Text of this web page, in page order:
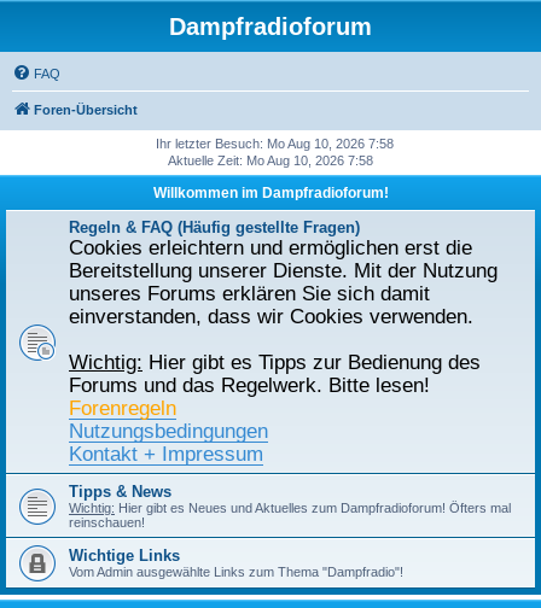
Dampfradioforum
FAQ
Foren-Übersicht
Ihr letzter Besuch: Mo Aug 10, 2026 7:58
Aktuelle Zeit: Mo Aug 10, 2026 7:58
Willkommen im Dampfradioforum!
Regeln & FAQ (Häufig gestellte Fragen)
Cookies erleichtern und ermöglichen erst die
Bereitstellung unserer Dienste. Mit der Nutzung
unseres Forums erklären Sie sich damit
einverstanden, dass wir Cookies verwenden.
Wichtig: Hier gibt es Tipps zur Bedienung des
Forums und das Regelwerk. Bitte lesen!
Forenregeln
Nutzungsbedingungen
Kontakt + Impressum
Tipps & News
Wichtig: Hier gibt es Neues und Aktuelles zum Dampfradioforum! Öfters mal
reinschauen!
Wichtige Links
Vom Admin ausgewählte Links zum Thema "Dampfradio"!